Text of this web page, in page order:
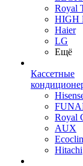
Royal
HIGH
Haier
LG
Ещё
Кассетные
Royal
AUX
Hitachi